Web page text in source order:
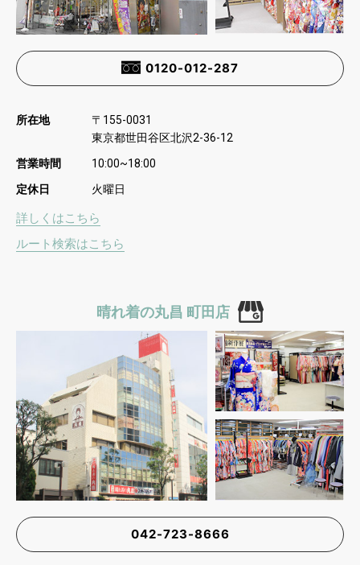
0120-012-287
所在地 〒 155-0031
東京都世田谷区北沢2-36-12
営業時間 10:00~18:00
定休日 火曜日
詳しくはこちら
ルート検索はこちら
晴れ着の丸昌 町田店
042-723-8666